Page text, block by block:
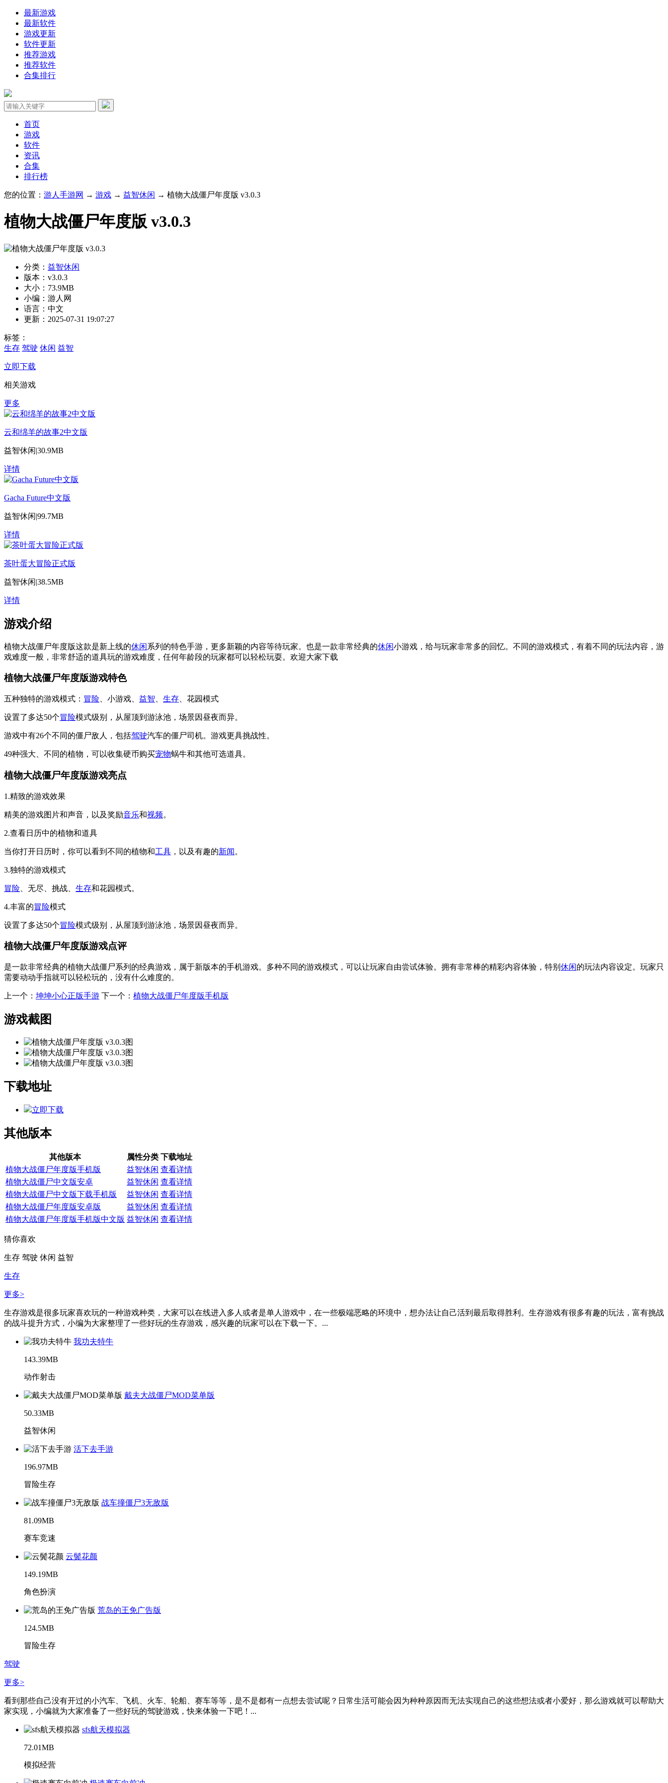
最新游戏
最新软件
游戏更新
软件更新
推荐游戏
推荐软件
合集排行
首页
游戏
软件
资讯
合集
排行榜
您的位置： 游人手游网 → 游戏 → 益智休闲 → 植物大战僵尸年度版 v3.0.3
植物大战僵尸年度版 v3.0.3
分类： 益智休闲
版本：v3.0.3
大小：73.9MB
小编：游人网
语言：中文
更新：2025-07-31 19:07:27
标签：
生存 驾驶 休闲 益智
立即下载
相关游戏
更多
云和绵羊的故事2中文版
益智休闲|30.9MB
详情
Gacha Future中文版
益智休闲|99.7MB
详情
茶叶蛋大冒险正式版
益智休闲|38.5MB
详情
游戏介绍
植物大战僵尸年度版这款是新上线的休闲系列的特色手游，更多新颖的内容等待玩家。也是一款非常经典的休闲小游戏，给与玩家非常多的回忆。不同的游戏模式，有着不同的玩法内容，游
戏难度一般，非常舒适的道具玩的游戏难度，任何年龄段的玩家都可以轻松玩耍。欢迎大家下载
植物大战僵尸年度版游戏特色
五种独特的游戏模式： 冒险 、小游戏、 益智 生存 、花园模式
设置了多达50个冒险模式级别，从屋顶到游泳池，场景因昼夜而异。
游戏中有26个不同的僵尸敌人，包括驾驶汽车的僵尸司机。游戏更具挑战性。
49种强大、不同的植物，可以收集硬币购买宠物蜗牛和其他可选道具。
植物大战僵尸年度版游戏亮点
1.精致的游戏效果
精美的游戏图片和声音，以及奖励音乐和视频。
2.查看日历中的植物和道具
当你打开日历时，你可以看到不同的植物和工具 ，以及有趣的新闻 。
3.独特的游戏模式
冒险 、无尽、挑战、 生存和花园模式。
4.丰富的冒险模式
设置了多达50个冒险模式级别，从屋顶到游泳池，场景因昼夜而异。
植物大战僵尸年度版游戏点评
是一款非常经典的植物大战僵尸系列的经典游戏，属于新版本的手机游戏。多种不同的游戏模式，可以让玩家自由尝试体验。拥有非常棒的精彩内容体验，特别 休闲的玩法内容设定。玩家只
需要动动手指就可以轻松玩的，没有什么难度的。
上一个： 坤坤小心正版手游 下一个： 植物大战僵尸年度版手机版
游戏截图
下载地址
立即下载
其他版本
其他版本 属性分类 下载地址
植物大战僵尸年度版手机版
益智休闲 查看详情
植物大战僵尸中文版安卓
益智休闲 查看详情
植物大战僵尸中文版下载手机版
益智休闲 查看详情
植物大战僵尸年度版安卓版
益智休闲 查看详情
植物大战僵尸年度版手机版中文版 益智休闲 查看详情
猜你喜欢
生存 驾驶 休闲 益智
生存
更多>
生存游戏是很多玩家喜欢玩的一种游戏种类，大家可以在线进入多人或者是单人游戏中，在一些极端恶略的环境中，想办法让自己活到最后取得胜利。生存游戏有很多有趣的玩法，富有挑战
的战斗提升方式，小编为大家整理了一些好玩的生存游戏，感兴趣的玩家可以在下载一下。...
我功夫特牛
143.39MB
动作射击
戴夫大战僵尸MOD菜单版
50.33MB
益智休闲
活下去手游
196.97MB
冒险生存
战车撞僵尸3无敌版
81.09MB
赛车竞速
云鬓花颜
149.19MB
角色扮演
荒岛的王免广告版
124.5MB
冒险生存
驾驶
更多>
看到那些自己没有开过的小汽车、飞机、火车、轮船、赛车等等，是不是都有一点想去尝试呢？日常生活可能会因为种种原因而无法实现自己的这些想法或者小爱好，那么游戏就可以帮助大
家实现，小编就为大家准备了一些好玩的驾驶游戏，快来体验一下吧！...
sfs航天模拟器
72.01MB
模拟经营